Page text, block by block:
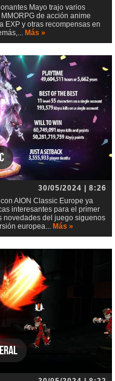
Mayo trajo varios
de acción anime
EXP y otras recompensas en
Más »
30/05/2024 | 8:26
AION Classic Europe ya
interesantes para el primer
novedades del juego siguenos
europea... Más »